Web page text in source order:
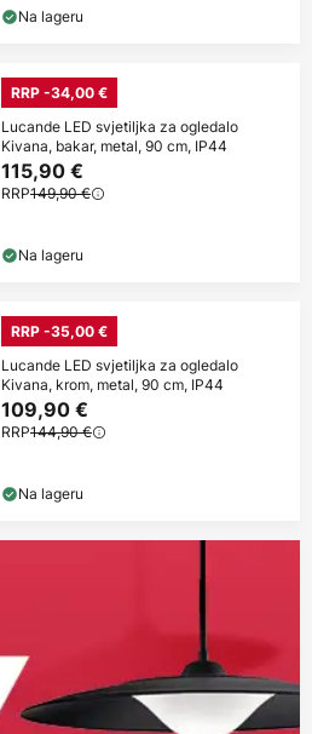
Na lageru
RRP -34,00 €
Lucande LED svjetiljka za ogledalo
Kivana, bakar, metal, 90 cm, IP44
115,90 €
RRP149,90 €
Na lageru
RRP -35,00 €
Lucande LED svjetiljka za ogledalo
Kivana, krom, metal, 90 cm, IP44
109,90 €
RRP144,90 €
Na lageru